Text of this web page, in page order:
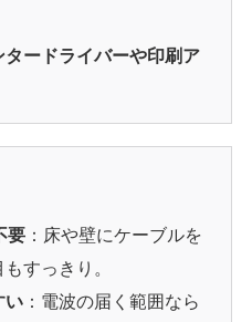
タードライバーや印刷ア
要：床や壁にケーブルを
すっきり。
い：電波の届く範囲なら